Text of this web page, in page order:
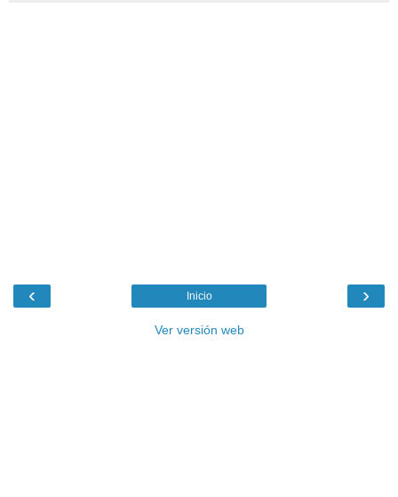
‹ ›
Inicio
Ver versión web